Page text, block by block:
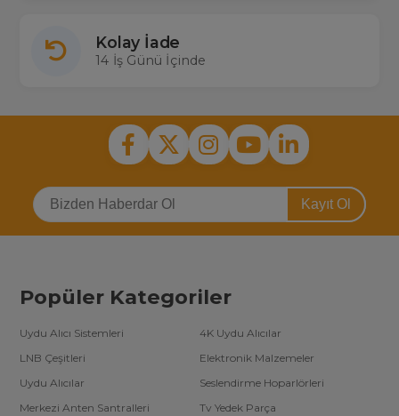
Kolay İade
14 İş Günü İçinde
Kayıt Ol
Popüler Kategoriler
Uydu Alıcı Sistemleri
4K Uydu Alıcılar
LNB Çeşitleri
Elektronik Malzemeler
Uydu Alıcılar
Seslendirme Hoparlörleri
Merkezi Anten Santralleri
Tv Yedek Parça